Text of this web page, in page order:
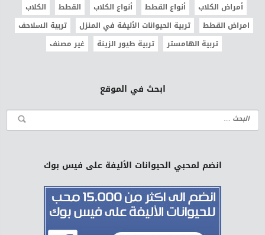
أمراض الكلاب أنواع القطط أنواع الكلاب القطط
الكلاب
امراض القطط
تربية الحيوانات الأليفة في المنزل
تربية السلاحف
تربية الهامستر
تربية طيور الزينة غير مصنف
ابحث في الموقع
انضم لمحبي الحيوانات الأليفة على فيس بوك